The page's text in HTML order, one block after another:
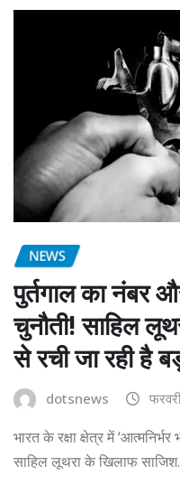
NEWS
पुर्तगाल का नंबर
चुनौती! साहिल
से रची जा रही है
dotsnews
भारत के रक्षा क्षेत्र में
साहिल लूथरा के खिलाफ